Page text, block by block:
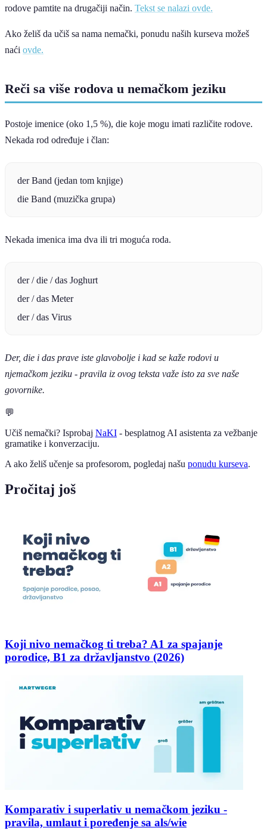
rodove pamtite na drugačiji način. Tekst se nalazi ovde.
Ako želiš da učiš sa nama nemački, ponudu naših kurseva možeš
naći ovde.
Reči sa više rodova u nemačkom jeziku
Postoje imenice (oko 1,5 %), die koje mogu imati različite rodove.
Nekada rod određuje i član:
der Band (jedan tom knjige)
die Band (muzička grupa)
Nekada imenica ima dva ili tri moguća roda.
der / die / das Joghurt
der / das Meter
der / das Virus
Der, die i das prave iste glavobolje i kad se kaže rodovi u
njemačkom jeziku - pravila iz ovog teksta važe isto za sve naše
govornike.
💬
Učiš nemački? Isprobaj NaKI - besplatnog AI asistenta za vežbanje
gramatike i konverzaciju.
A ako želiš učenje sa profesorom, pogledaj našu ponudu kurseva.
Pročitaj još
Koji nivo nemačkog ti treba? A1 za spajanje
porodice, B1 za državljanstvo (2026)
Komparativ i superlativ u nemačkom jeziku -
pravila, umlaut i poređenje sa als/wie